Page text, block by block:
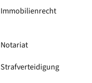
Immobilienrecht
Notariat
Strafverteidigung